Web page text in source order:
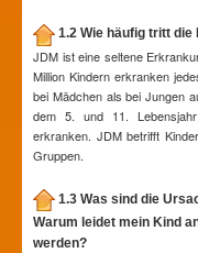
1.2 Wie häufig tritt
JDM ist eine seltene
Million Kindern erkranken
bei Mädchen als bei Jungen
dem 5. und 11.
erkranken. JDM betrifft
Gruppen.
1.3 Was sind die
Warum leidet mein Kind
werden?